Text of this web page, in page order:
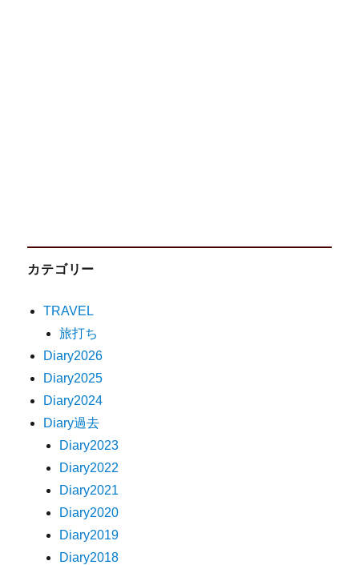
カテゴリー
TRAVEL
旅打ち
Diary2026
Diary2025
Diary2024
Diary過去
Diary2023
Diary2022
Diary2021
Diary2020
Diary2019
Diary2018